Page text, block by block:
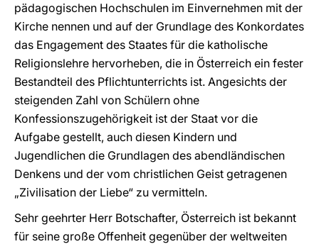
pädagogischen Hochschulen im Einvernehmen mit der
Kirche nennen und auf der Grundlage des Konkordates
das Engagement des Staates für die katholische
Religionslehre hervorheben, die in Österreich ein fester
Bestandteil des Pflichtunterrichts ist. Angesichts der
steigenden Zahl von Schülern ohne
Konfessionszugehörigkeit ist der Staat vor die
Aufgabe gestellt, auch diesen Kindern und
Jugendlichen die Grundlagen des abendländischen
Denkens und der vom christlichen Geist getragenen
„Zivilisation der Liebe“ zu vermitteln.
Sehr geehrter Herr Botschafter, Österreich ist bekannt
für seine große Offenheit gegenüber der weltweiten